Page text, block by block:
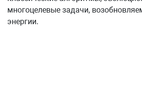
многоцелевые задачи,
энергии.